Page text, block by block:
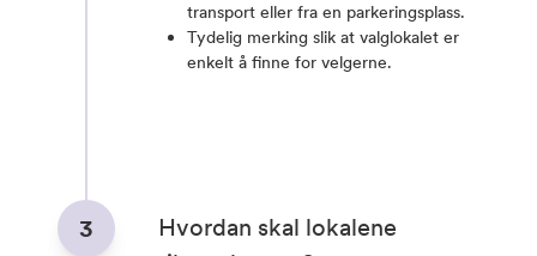
transport eller fra en parkeringsplass.
Tydelig merking slik at valglokalet er
enkelt å finne for velgerne.
3
Hvordan skal lokalene